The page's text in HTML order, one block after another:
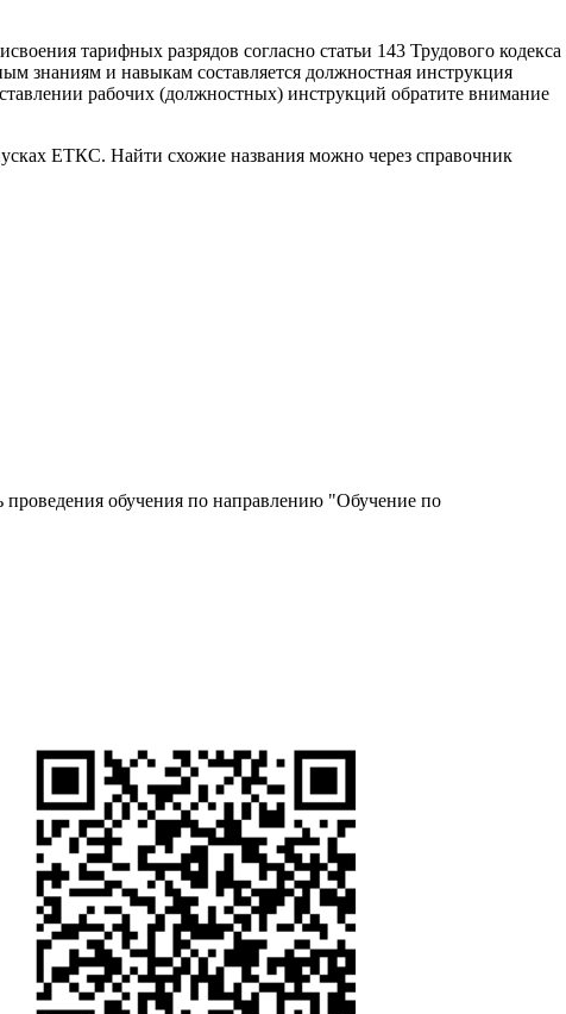
тарифных разрядов согласно статьи 143 Трудового кодекса
знаниям и навыкам составляется должностная инструкция
рабочих (должностных) инструкций обратите внимание
ЕТКС. Найти схожие названия можно через справочник
проведения обучения по направлению "Обучение по